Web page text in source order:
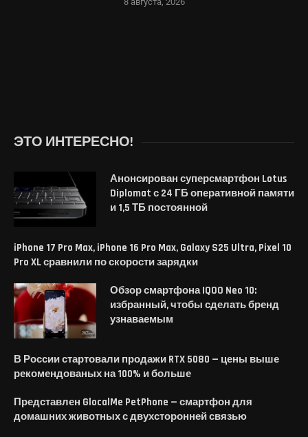
ЭТО ИНТЕРЕСНО!
Анонсирован суперсмартфон Lotus
Diplomat с 24 ГБ оперативной памяти
и 1,5 ТБ постоянной
iPhone 17 Pro Max, iPhone 16 Pro Max, Galaxy S25 Ultra, Pixel 10
Pro XL сравнили по скорости зарядки
Обзор смартфона IQOO Neo 10:
избранный, чтобы сделать бренд
узнаваемым
В России стартовали продажи RTX 5080 — цены выше
рекомендованых на 100% и больше
Представлен GlocalMe PetPhone — смартфон для
домашних животных с двухсторонней связью